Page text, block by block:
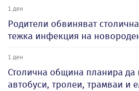
1 ден
Родители обвиняват
тежка инфекция на
1 ден
Столична община планира да
автобуси, тролеи, трамваи и